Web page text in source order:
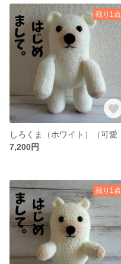
残り1点
7,200円
残り1点